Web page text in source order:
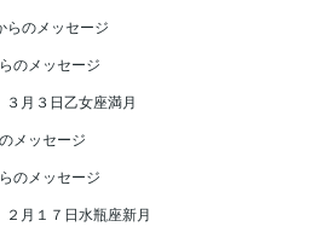
らのメッセージ
のメッセージ
３月３日乙女座満月
メッセージ
のメッセージ
２月１７日水瓶座新月